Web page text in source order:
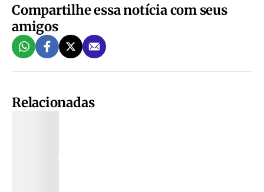
Compartilhe essa notícia com seus
amigos
Relacionadas